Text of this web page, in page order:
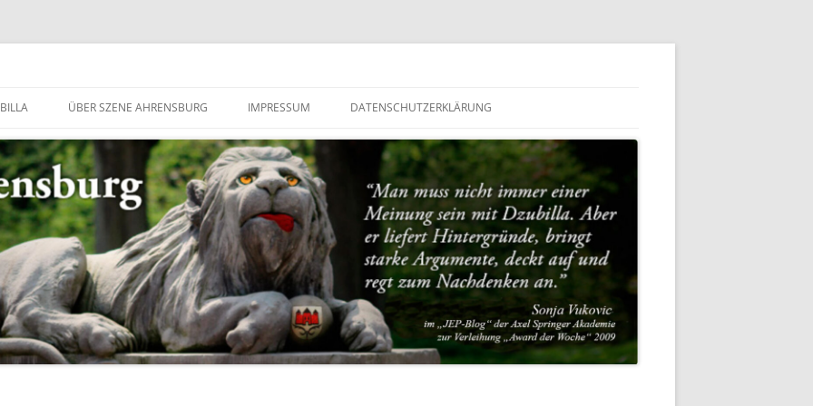
ÜBER SZENE AHRENSBURG IMPRESSUM DATENSCHUTZERKLÄRUNG